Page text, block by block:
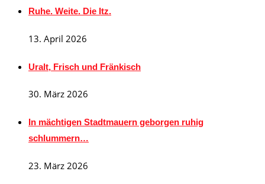
Ruhe. Weite. Die Itz.
13. April 2026
Uralt, Frisch und Fränkisch
30. März 2026
In mächtigen Stadtmauern geborgen ruhig
schlummern…
23. März 2026